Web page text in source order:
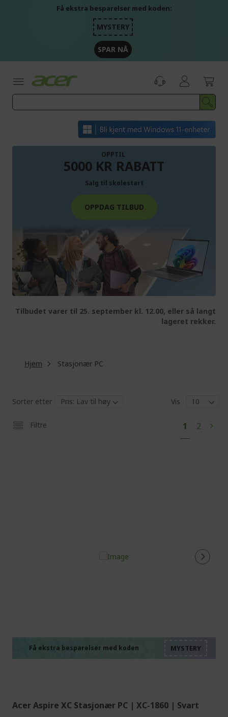
Få ekstra besparelser med koden:
MYSTERY
SPAR NÅ
OPPTIL
5000 KR RABATT
Salg til skolestart
OPPDAG TILBUD
Tilbudet varer til 25. september kl. 12.00, eller så langt
lageret rekker.
Hjem Stasjonær PC
Sorter etter Vis
Filtre
You're
currently
1 Page
2 Page
Next
Få ekstra besparelser med koden
Acer Aspire XC Stasjonær PC | XC-1860 | Svart